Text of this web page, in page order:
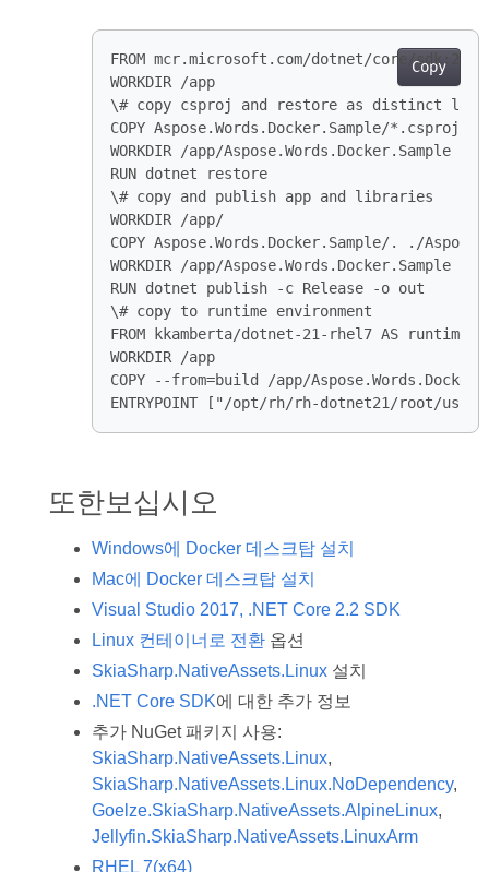
Copy
WORKDIR /app
WORKDIR /app/Aspose.Words.Docker.Sample
RUN dotnet restore
WORKDIR /app/
WORKDIR /app/Aspose.Words.Docker.Sample
WORKDIR /app
ENTRYPOINT ["/opt/rh/rh-dotnet21/root/
또한보십시오
Windows에 Docker 데스크탑 설치
Mac에 Docker 데스크탑 설치
Visual Studio 2017, .NET Core 2.2 SDK
Linux 컨테이너로 전환옵션
SkiaSharp.NativeAssets.Linux설치
.NET Core SDK에 대한 추가 정보
추가 NuGet 패키지 사용:
SkiaSharp.NativeAssets.Linux,
SkiaSharp.NativeAssets.Linux.NoDependency,
Goelze.SkiaSharp.NativeAssets.AlpineLinux,
Jellyfin.SkiaSharp.NativeAssets.LinuxArm
RHEL 7(x64)